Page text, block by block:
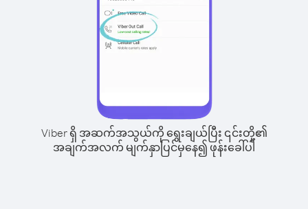
Viber ရှိ အဆက်အသွယ်ကို ရွေးချယ်ပြီး ၎င်းတို့၏
အချက်အလက် မျက်နှာပြင်မှနေ၍ ဖုန်းခေါ်ပါ